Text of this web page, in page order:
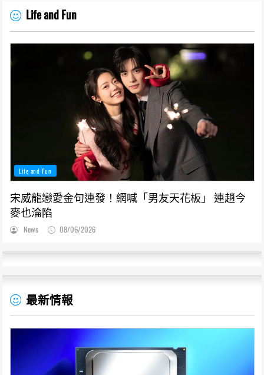
Life and Fun
Life and Fun
宋威龍戀愛金句連發！網喊「男友天花板」 連趙今
麥也淪陷
News 08/06/2026
最新情報